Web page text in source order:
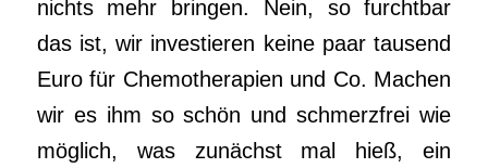
nichts mehr bringen. Nein, so furchtbar
das ist, wir investieren keine paar tausend
Euro für Chemotherapien und Co. Machen
wir es ihm so schön und schmerzfrei wie
möglich, was zunächst mal hieß, ein